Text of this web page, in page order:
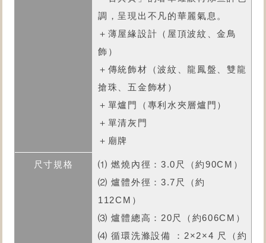
調，呈現出不凡的華麗氣息。
＋薄屋緣設計（屋頂波紋、金鳥
飾）
＋傳統飾材（波紋、龍鳳盤、雙龍
搶珠、五金飾材）
＋單爐門（專利水夾層爐門）
＋單清灰門
＋廟牌
⑴ 燃燒內徑：3.0尺（約90CM）
⑵ 爐體外徑：3.7尺（約
112CM）
⑶ 爐體總高：20尺（約606CM）
⑷ 循環洗滌設備 ：2×2×4 尺（約